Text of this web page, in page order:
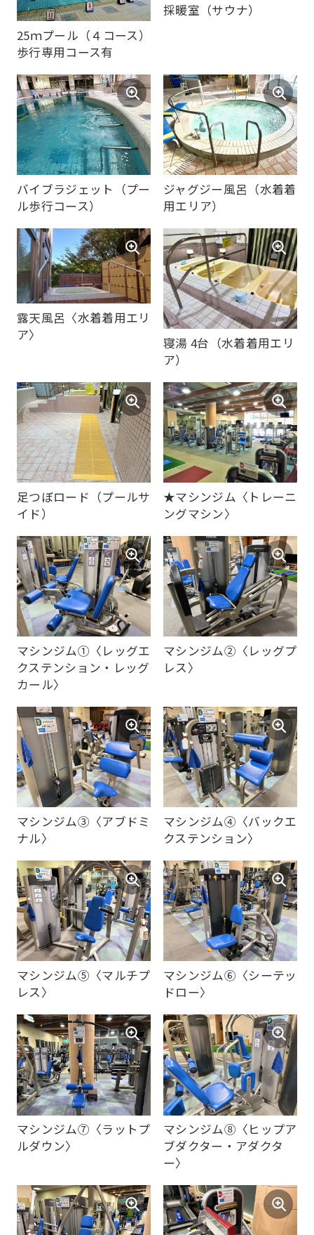
25ｍプール（４コース）
歩行専用コース有
採暖室（サウナ）
バイブラジェット（プー
ル歩行コース）
ジャグジー風呂（水着着
用エリア）
露天風呂〈水着着用エリ
ア〉
寝湯 4台（水着着用エリ
ア）
足つぼロード（プールサ
イド）
★マシンジム〈トレーニ
ングマシン〉
マシンジム➀〈レッグエ
クステンション・レッグ
カール〉
マシンジム➁〈レッグプ
レス〉
マシンジム➂〈アブドミ
ナル〉
マシンジム④〈バックエ
クステンション〉
マシンジム➄〈マルチプ
レス〉
マシンジム➅〈シーテッ
ドロー〉
マシンジム➆〈ラットプ
ルダウン〉
マシンジム➇〈ヒップア
ブダクター・アダクタ
ー〉